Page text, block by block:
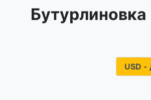
Бутурлиновка